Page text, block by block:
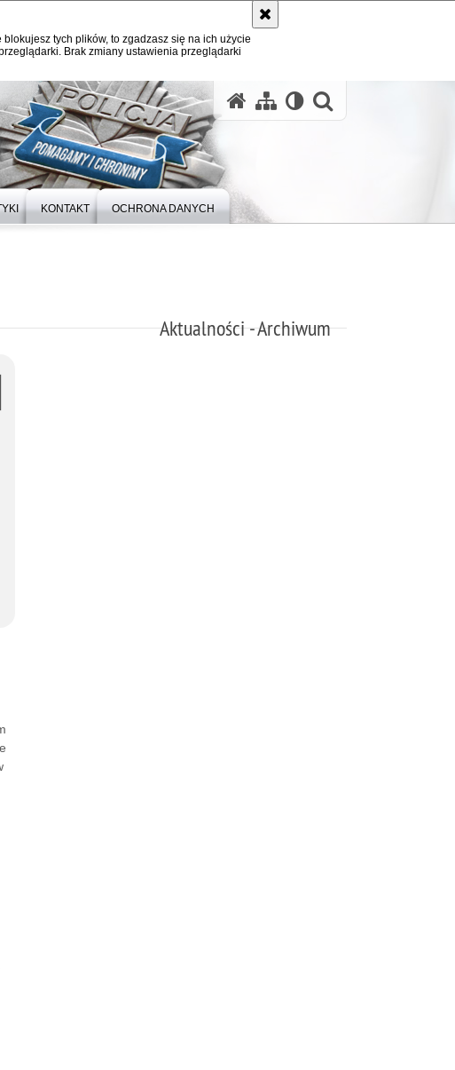
tych plików, to zgadzasz się na ich użycie
Brak zmiany ustawienia przeglądarki
KONTAKT OCHRONA DANYCH
Aktualności - Archiwum